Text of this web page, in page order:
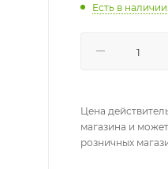
Есть в наличии
Цена
магазина и
розничных